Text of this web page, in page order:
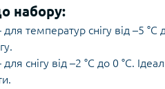
набору:
для температур снігу від –5
для снігу від –2 °C до 0 °C.